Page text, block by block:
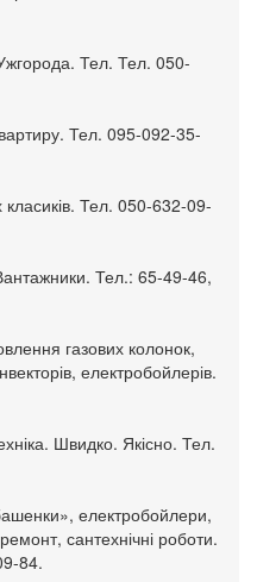
Тел. Тел. 050-
Тел. 095-092-35-
Тел. 050-632-09-
Тел.: 65-49-46,
газових колонок,
електробойлерів.
Швидко. Якісно. Тел.
електробойлери,
сантехнічні роботи.
84.